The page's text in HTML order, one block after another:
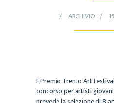
ARCHIVIO
Il Premio Trento Art
concorso per artisti